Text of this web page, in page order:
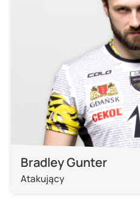
Bradley Gunter
Atakujący